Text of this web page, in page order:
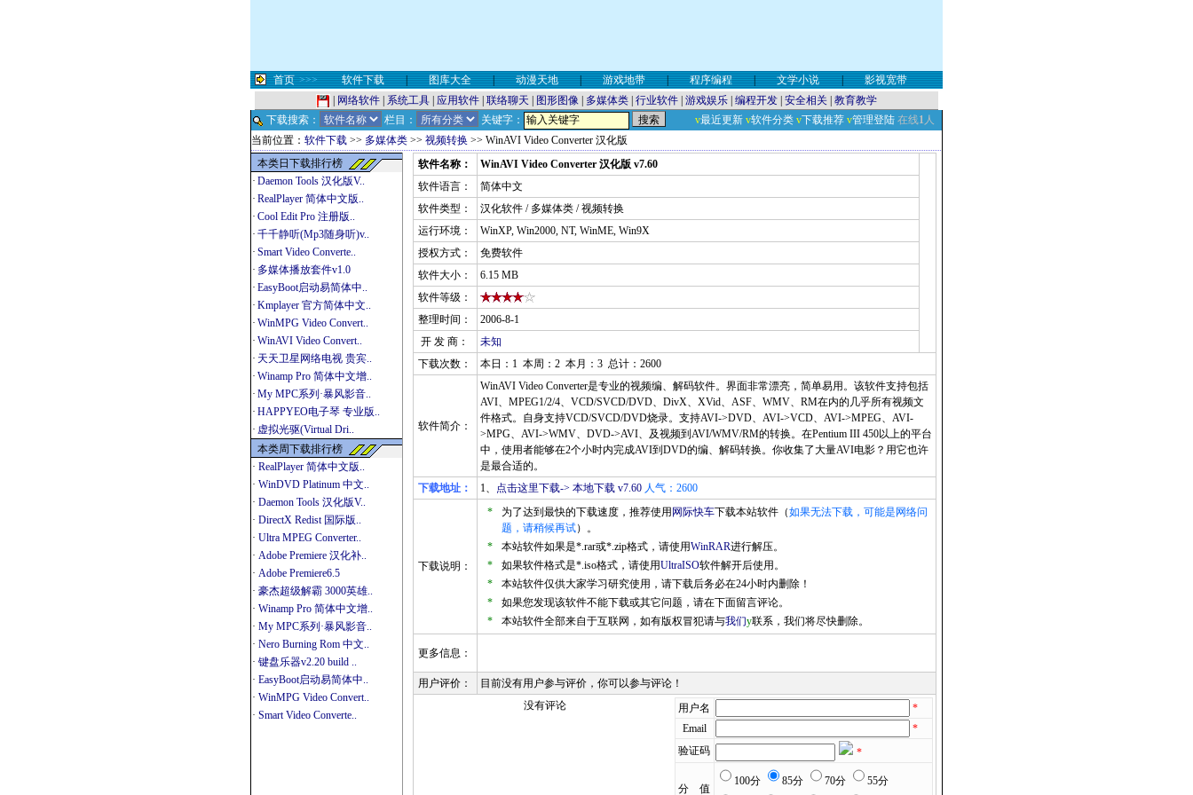
首页 >>> 软件下载 | 图库大全 | 动漫天地 | 游戏地带 | 程序编程 | 文学小说 |
影视宽带
网络软件 系统工具 应用软件 联络聊天 图形图像 多媒体类 行业软件 游戏娱乐 编程开发 安全相关 教育教学
下载搜索：
栏目： 关键字： v最近更新 v软件分类 v下载推荐 v管理登陆 在线1人
当前位置： 软件下载 >> 多媒体类 >> 视频转换 >> WinAVI Video Converter 汉化版
本类日下载排行榜
· Daemon Tools 汉化版V..
· RealPlayer 简体中文版..
· Cool Edit Pro 注册版..
· 千千静听(Mp3随身听)v..
· Smart Video Converte..
· 多媒体播放套件v1.0
· EasyBoot启动易简体中..
· Kmplayer 官方简体中文..
· WinMPG Video Convert..
· WinAVI Video Convert..
· 天天卫星网络电视 贵宾..
· Winamp Pro 简体中文增..
· My MPC系列·暴风影音..
· HAPPYEO电子琴 专业版..
· 虚拟光驱(Virtual Dri..
本类周下载排行榜
· RealPlayer 简体中文版..
· WinDVD Platinum 中文..
· Daemon Tools 汉化版V..
· DirectX Redist 国际版..
· Ultra MPEG Converter..
· Adobe Premiere 汉化补..
· Adobe Premiere6.5
· 豪杰超级解霸 3000英雄..
· Winamp Pro 简体中文增..
· My MPC系列·暴风影音..
· Nero Burning Rom 中文..
· 键盘乐器v2.20 build ..
· EasyBoot启动易简体中..
· WinMPG Video Convert..
· Smart Video Converte..
软件名称：
WinAVI Video Converter 汉化版 v7.60
软件语言：
简体中文
软件类型：
汉化软件 / 多媒体类 / 视频转换
运行环境：
WinXP, Win2000, NT, WinME, Win9X
授权方式：
免费软件
软件大小：
6.15 MB
软件等级：
整理时间：
2006-8-1
开 发 商：
未知
下载次数：
本日：1 本周：2 本月：3 总计：2600
软件简介：
WinAVI Video Converter是专业的视频编、解码软件。界面非常漂亮，简单易用。该软件支持包括
AVI、MPEG1/2/4、VCD/SVCD/DVD、DivX、XVid、ASF、WMV、RM在内的几乎所有视频文
件格式。自身支持VCD/SVCD/DVD烧录。支持AVI->DVD、AVI->VCD、AVI->MPEG、AVI-
>MPG、AVI->WMV、DVD->AVI、及视频到AVI/WMV/RM的转换。在Pentium III 450以上的平台
中，使用者能够在2个小时内完成AVI到DVD的编、解码转换。你收集了大量AVI电影？用它也许
是最合适的。
下载地址：
1、 点击这里下载-> 本地下载 v7.60 人气：2600
下载说明：
* 为了达到最快的下载速度，推荐使用 网际快车下载本站软件（如果无法下载，可能是网络问
题，请稍候再试）。
*
本站软件如果是*.rar或*.zip格式，请使用WinRAR进行解压。
*
如果软件格式是*.iso格式，请使用UltraISO软件解开后使用。
*
本站软件仅供大家学习研究使用，请下载后务必在24小时内删除！
*
如果您发现该软件不能下载或其它问题，请在下面留言评论。
*
本站软件全部来自于互联网，如有版权冒犯请与我们y联系，我们将尽快删除。
更多信息：
用户评价：
目前没有用户参与评价，你可以参与评论！
没有评论
用户名
*
Email
*
验证码
*
分 值
100分 85分 70分 55分